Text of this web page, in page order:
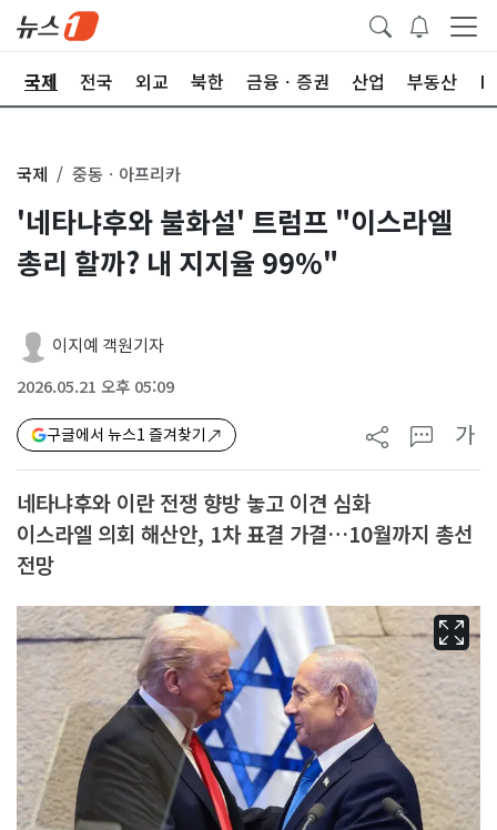
국제 전국 외교 북한 금융ㆍ증권 산업 부동산
국제 중동ㆍ아프리카
'네타냐후와 불화설' 트럼프 "이스라엘
총리 할까? 내 지지율 99%"
이지예 객원기자
2026.05.21 오후 05:09
구글에서 뉴스1 즐겨찾기 가
네타냐후와 이란 전쟁 향방 놓고 이견 심화
이스라엘 의회 해산안, 1차 표결 가결…10월까지 총선
전망